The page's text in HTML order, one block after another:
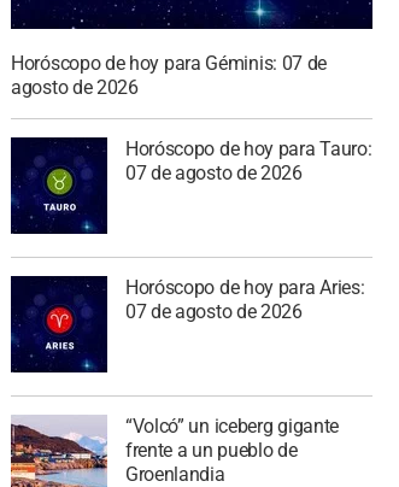
Horóscopo de hoy para Géminis: 07 de
agosto de 2026
Horóscopo de hoy para Tauro:
07 de agosto de 2026
Horóscopo de hoy para Aries:
07 de agosto de 2026
“Volcó” un iceberg gigante
frente a un pueblo de
Groenlandia